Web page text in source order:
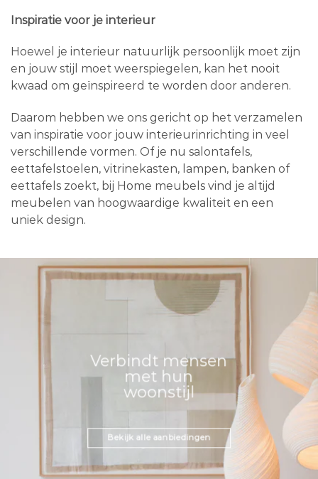
Inspiratie voor je interieur
Hoewel je interieur natuurlijk persoonlijk moet zijn
en jouw stijl moet weerspiegelen, kan het nooit
kwaad om geïnspireerd te worden door anderen.
Daarom hebben we ons gericht op het verzamelen
van inspiratie voor jouw interieurinrichting in veel
verschillende vormen. Of je nu salontafels,
eettafelstoelen, vitrinekasten, lampen, banken of
eettafels zoekt, bij Home meubels vind je altijd
meubelen van hoogwaardige kwaliteit en een
uniek design.
Verbindt mensen
met hun
woonstijl
Bekijk alle aanbiedingen